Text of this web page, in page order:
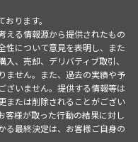
ります。
える情報源から提供されたもの
性について意見を表明し、また
、売却、デリバティブ取引、
ません。また、過去の実績や予
ざいません。提供する情報等は
または削除されることがござい
客様が取った行動の結果に対し
る最終決定は、お客様ご自身の